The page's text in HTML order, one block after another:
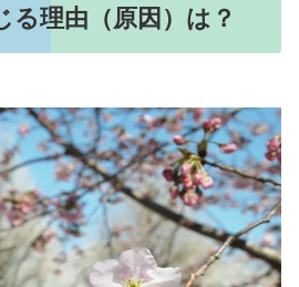
る理由（原因）は？